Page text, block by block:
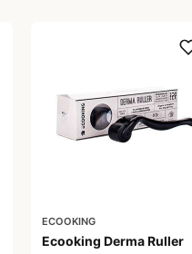
ECOOKING
Ecooking Derma Ruller